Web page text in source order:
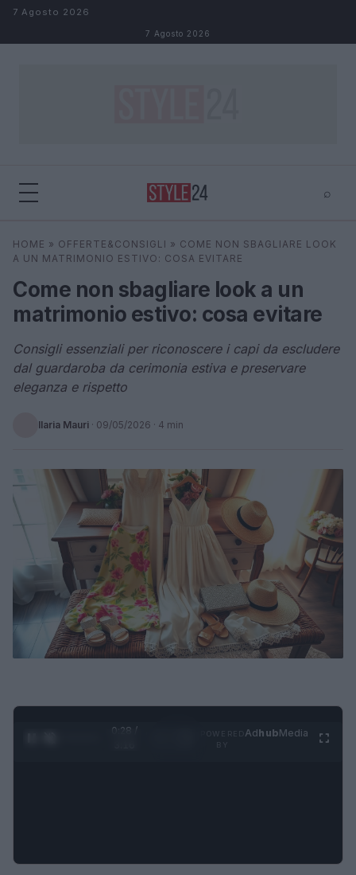
Salta al contenuto
7 Agosto 2026
7 Agosto 2026
⌕
Cerca ⌕ ×
HOME » OFFERTE&CONSIGLI » COME NON SBAGLIARE LOOK
A UN MATRIMONIO ESTIVO: COSA EVITARE
Come non sbagliare look a un
matrimonio estivo: cosa evitare
Consigli essenziali per riconoscere i capi da escludere
dal guardaroba da cerimonia estiva e preservare
eleganza e rispetto
Ilaria Mauri · 09/05/2026 · 4 min
0:29 /
AdhubMedia